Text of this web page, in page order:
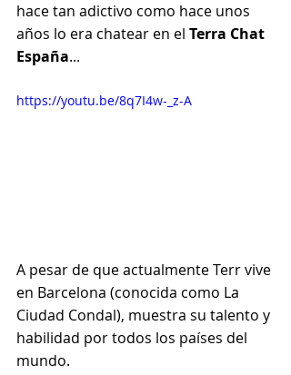
hace tan adictivo como hace unos
años lo era chatear en el Terra Chat
España...
https://youtu.be/8q7I4w-_z-A
A pesar de que actualmente Terr vive
en Barcelona (conocida como La
Ciudad Condal), muestra su talento y
habilidad por todos los países del
mundo.